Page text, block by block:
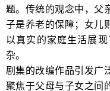
题。传统的观念中，父
子是养老的保障；女儿
以真实的家庭生活展
杂。
剧集的改编作品引发广
聚焦于父母与子女之间